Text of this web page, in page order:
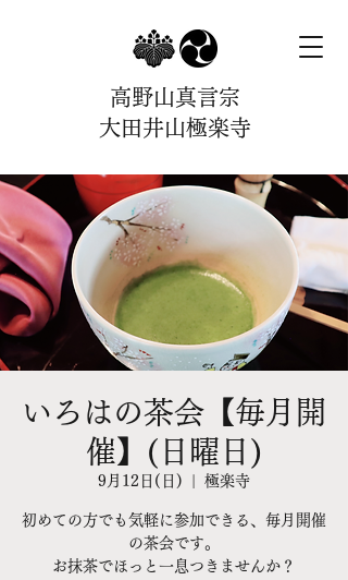
高野山真言宗
大田井山極楽寺
いろはの茶会【毎月開
催】(日曜日)
9月12日(日) 極楽寺
初めての方でも気軽に参加できる、毎月開催
の茶会です。
お抹茶でほっと一息つきませんか？